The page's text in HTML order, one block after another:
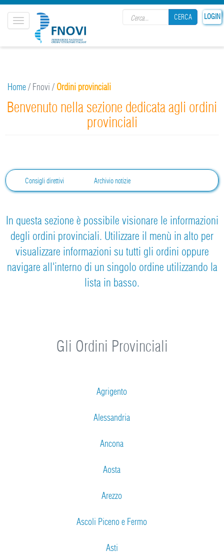
LOGIN
CERCA
Toggle
navigation
Home/ Fnovi / Ordini provinciali
Benvenuto nella sezione dedicata agli ordini
provinciali
Consigli direttivi Archivio notizie
In questa sezione è possibile visionare le informazioni
degli ordini provinciali. Utilizzare il menù in alto per
visualizzare informazioni su tutti gli ordini oppure
navigare all'interno di un singolo ordine utilizzando la
lista in basso.
Gli Ordini Provinciali
Agrigento
Alessandria
Ancona
Aosta
Arezzo
Ascoli Piceno e Fermo
Asti